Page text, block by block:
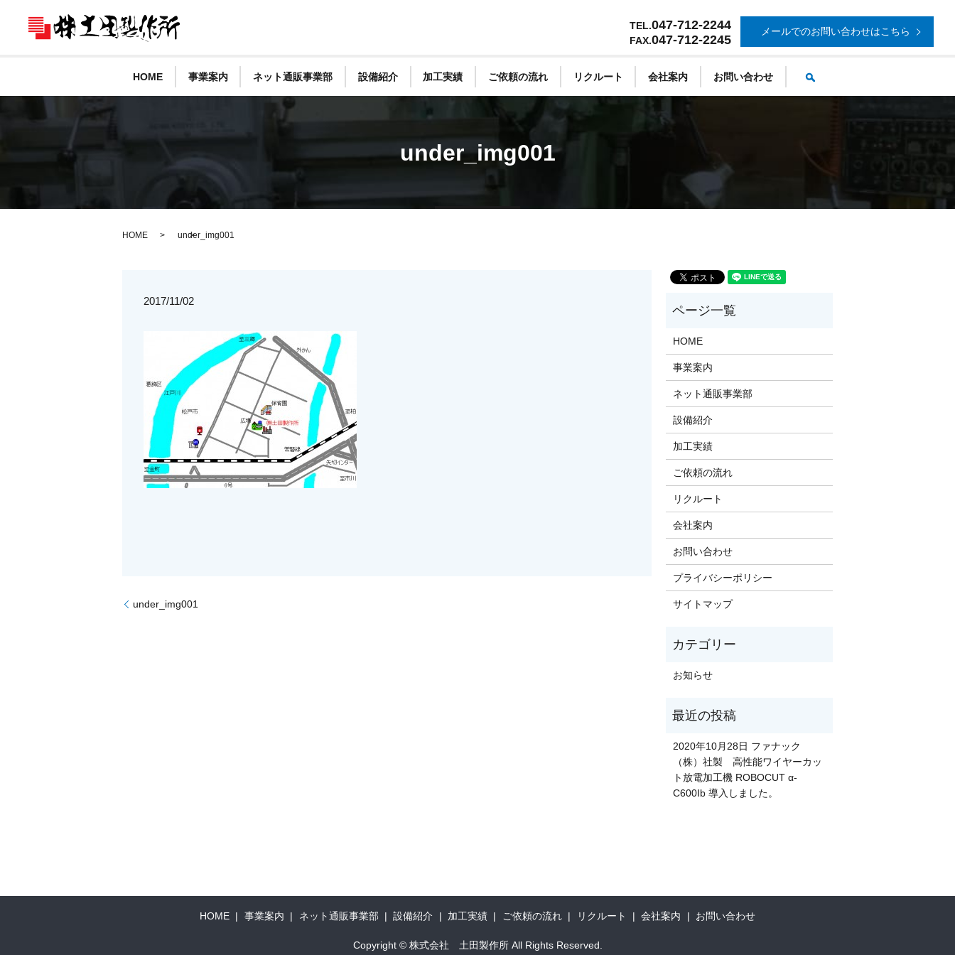
TEL.047-712-2244
FAX.047-712-2245
メールでのお問い合わせはこちら
HOME 事業案内 ネット通販事業部 設備紹介 加工実績 ご依頼の流れ リクルート 会社案内 お問い合わせ search
under_img001
HOME under_img001
2017/11/02
under_img001
HOME
事業案内
ネット通販事業部
設備紹介
加工実績
ご依頼の流れ
リクルート
会社案内
お問い合わせ
プライバシーポリシー
サイトマップ
お知らせ
2020年10月28日 ファナック
（株）社製 高性能ワイヤーカッ
ト放電加工機 ROBOCUT α-
C600Ib 導入しました。
HOME 事業案内 ネット通販事業部 設備紹介 加工実績 ご依頼の流れ リクルート 会社案内 お問い合わせ
Copyright © 株式会社 土田製作所 All Rights Reserved.